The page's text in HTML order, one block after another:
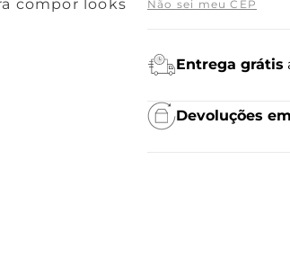
compor looks
Não sei meu CEP
Entrega grátis
Devoluções